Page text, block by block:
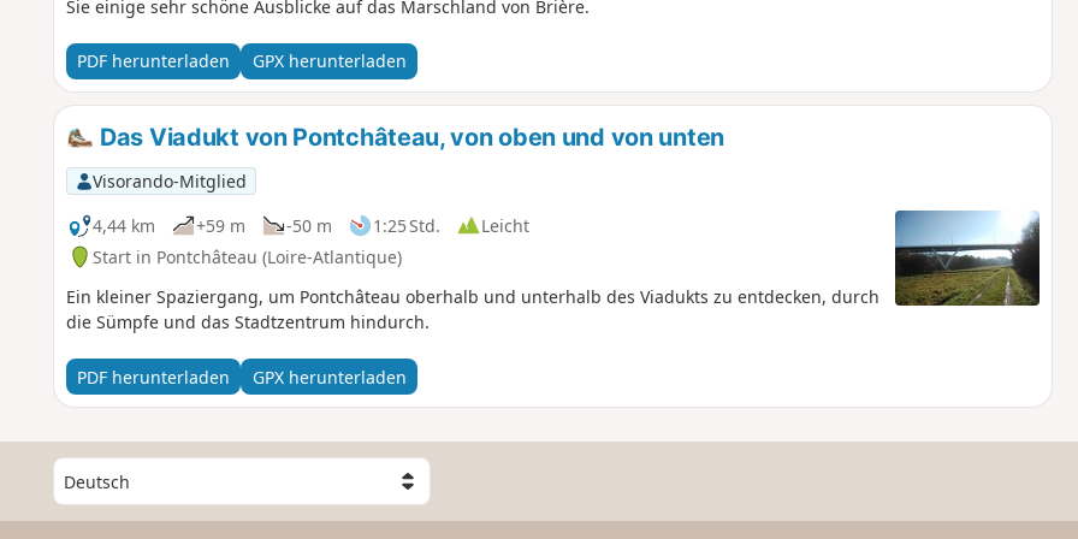
Sie einige sehr schöne Ausblicke auf das Marschland von Brière.
PDF herunterladen GPX herunterladen
Das Viadukt von Pontchâteau, von oben und von unten
Visorando-Mitglied
4,44 km
+59 m -50 m 1:25 Std.
Leicht
Start in Pontchâteau (Loire-Atlantique)
Ein kleiner Spaziergang, um Pontchâteau oberhalb und unterhalb des Viadukts zu entdecken, durch
die Sümpfe und das Stadtzentrum hindurch.
PDF herunterladen GPX herunterladen
W
ä
h